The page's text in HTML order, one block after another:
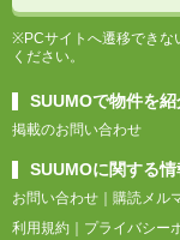
※PCサイトへ遷移できな
ください。
SUUMOで物件を
掲載のお問い合わせ
SUUMOに関する情
お問い合わせ
購読メル
利用規約
プライバシー